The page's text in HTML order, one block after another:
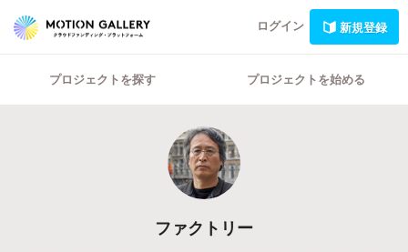
ログイン 新規登録
プロジェクトを探す プロジェクトを始める
ファクトリー